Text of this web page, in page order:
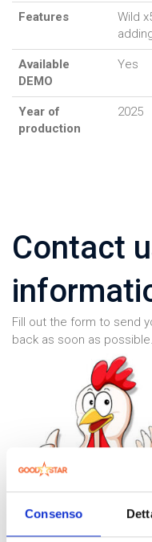
Consenso
Features
Wild
Available
DEMO
Yes
Year of
production
2025
Contact
Fill out the form to send
back as soon as possible.